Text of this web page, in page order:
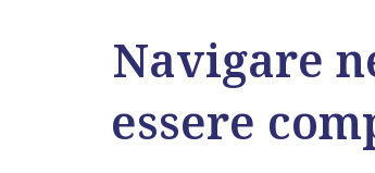
Navigare
essere